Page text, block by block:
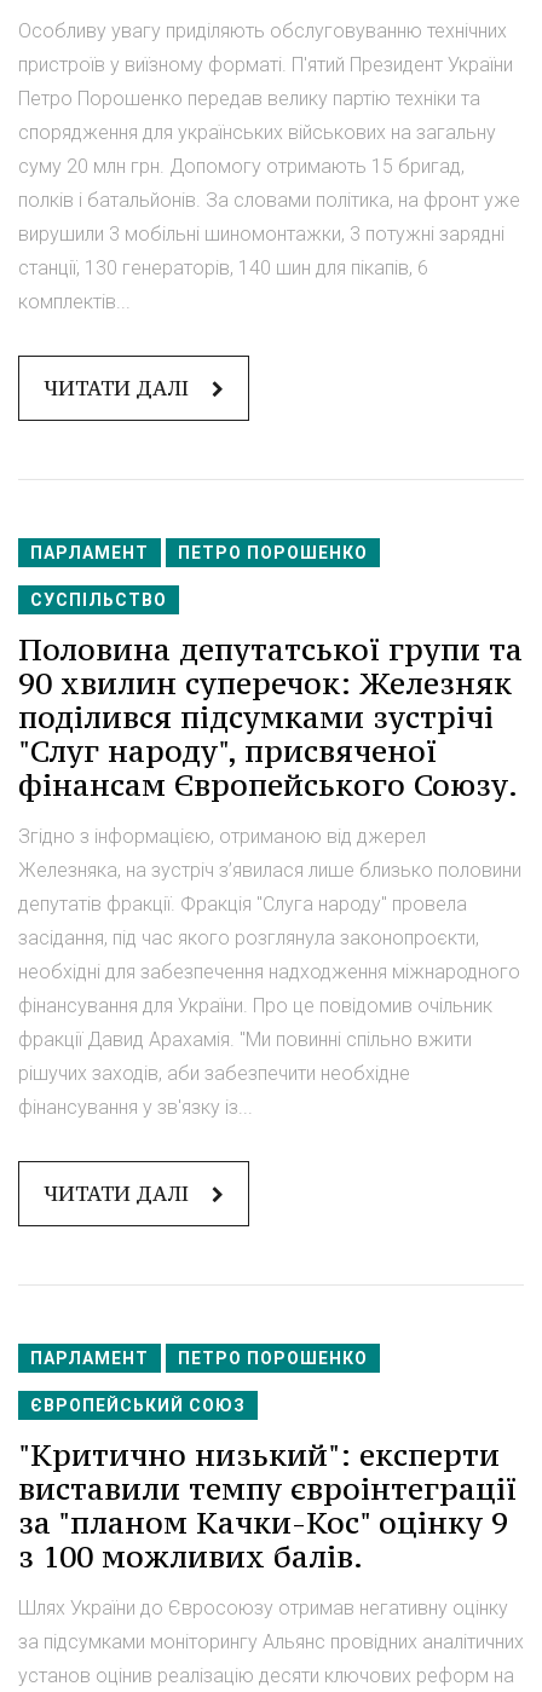
Особливу увагу приділяють обслуговуванню технічних
пристроїв у виїзному форматі. П'ятий Президент України
Петро Порошенко передав велику партію техніки та
спорядження для українських військових на загальну
суму 20 млн грн. Допомогу отримають 15 бригад,
полків і батальйонів. За словами політика, на фронт уже
вирушили 3 мобільні шиномонтажки, 3 потужні зарядні
станції, 130 генераторів, 140 шин для пікапів, 6
комплектів...
ЧИТАТИ ДАЛІ
ПАРЛАМЕНТ ПЕТРО ПОРОШЕНКО
СУСПІЛЬСТВО
Половина депутатської групи та
90 хвилин суперечок: Железняк
поділився підсумками зустрічі
"Слуг народу", присвяченої
фінансам Європейського Союзу.
Згідно з інформацією, отриманою від джерел
Железняка, на зустріч з’явилася лише близько половини
депутатів фракції. Фракція "Слуга народу" провела
засідання, під час якого розглянула законопроєкти,
необхідні для забезпечення надходження міжнародного
фінансування для України. Про це повідомив очільник
фракції Давид Арахамія. "Ми повинні спільно вжити
рішучих заходів, аби забезпечити необхідне
фінансування у зв'язку із...
ЧИТАТИ ДАЛІ
ПАРЛАМЕНТ ПЕТРО ПОРОШЕНКО
ЄВРОПЕЙСЬКИЙ СОЮЗ
"Критично низький": експерти
виставили темпу євроінтеграції
за "планом Качки-Кос" оцінку 9
з 100 можливих балів.
Шлях України до Євросоюзу отримав негативну оцінку
за підсумками моніторингу Альянс провідних аналітичних
установ оцінив реалізацію десяти ключових реформ на